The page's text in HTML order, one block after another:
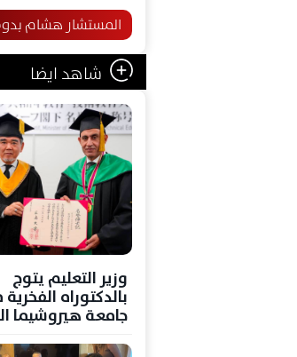
المستشار هشام
شاهد ايضا
وزير التعليم يتوج
بالدكتوراه
جامعة هيروشيما